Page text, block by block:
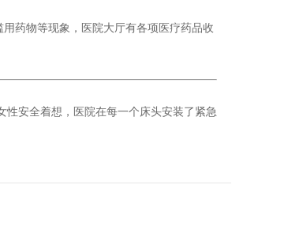
药物等现象，医院大厅有各项医疗药品收
安全着想，医院在每一个床头安装了紧急